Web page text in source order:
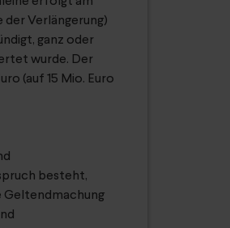
der Verlängerung)
ganz oder
wurde. Der
(auf 15 Mio. Euro
besteht,
Geltendmachung